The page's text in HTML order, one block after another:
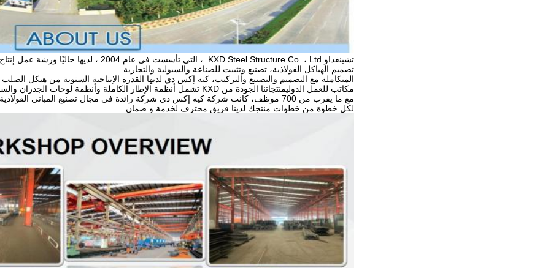
تصميم الهياكل الفولاذية، تصنيع وتثبيت للصناعة والسيولية والتجارية.
مكاتب للعمل الدوليمنتجاتنا الجودة من KXD تشمل أنظمة الإطار الكاملة وأنظمة لوحات الجدران والسقف وغيرها من الملحقات.
مع ما يقرب من 700 موظف، كانت شركة كيه إكس دي شركة رائدة في مجال تصنيع المباني الفولاذية ذات الجودة العالية والفعالة من حيث التكلفة
لكل خطوة من خطوات منتجك لدينا فريق محترف لخدمة و ضمان